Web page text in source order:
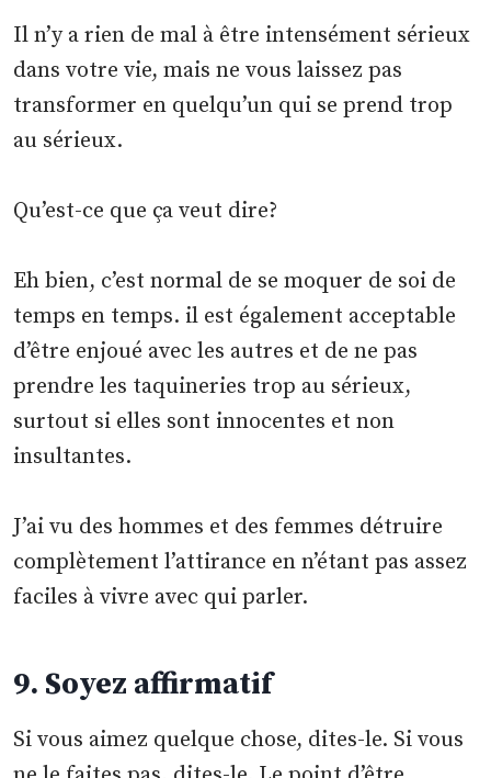
Il n’y a rien de mal à être intensément sérieux
dans votre vie, mais ne vous laissez pas
transformer en quelqu’un qui se prend trop
au sérieux.
Qu’est-ce que ça veut dire?
Eh bien, c’est normal de se moquer de soi de
temps en temps. il est également acceptable
d’être enjoué avec les autres et de ne pas
prendre les taquineries trop au sérieux,
surtout si elles sont innocentes et non
insultantes.
J’ai vu des hommes et des femmes détruire
complètement l’attirance en n’étant pas assez
faciles à vivre avec qui parler.
9. Soyez affirmatif
Si vous aimez quelque chose, dites-le. Si vous